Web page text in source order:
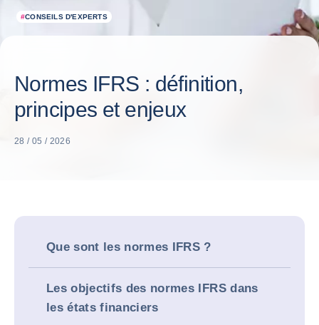
#CONSEILS D'EXPERTS
Normes IFRS : définition,
principes et enjeux
28 / 05 / 2026
Que sont les normes IFRS ?
Les objectifs des normes IFRS dans
les états financiers